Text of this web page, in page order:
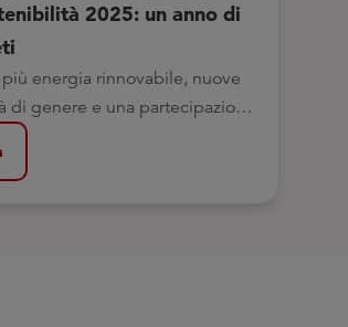
2025: un anno di
energia rinnovabile, nuove
di genere e una partecipazione
soci